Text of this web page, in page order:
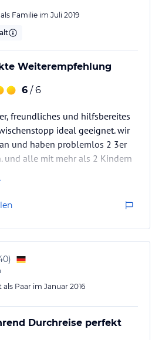
Familie im Juli 2019
Weiterempfehlung
6 / 6
freundliches und hilfsbereites
ideal geeignet. wir
und haben problemlos 2 3er
und alle mit mehr als 2 Kindern
)
als Paar im Januar 2016
Durchreise perfekt